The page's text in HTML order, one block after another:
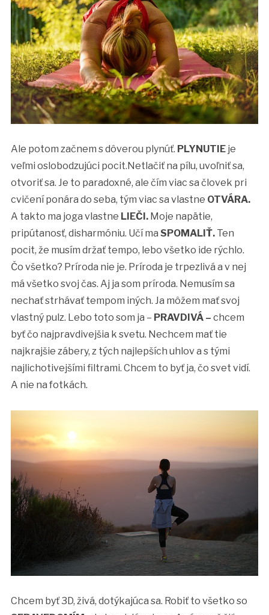
Ale potom začnem s dôverou plynúť. PLYNUTIE je
veľmi oslobodzujúci pocit.Netlačiť na pílu, uvoľniť sa,
otvoriť sa. Je to paradoxné, ale čím viac sa človek pri
cvičení ponára do seba, tým viac sa vlastne OTVÁRA.
A takto ma joga vlastne LIEČI. Moje napätie,
pripútanosť, disharmóniu. Učí ma SPOMALIŤ.Ten
pocit, že musím držať tempo, lebo všetko ide rýchlo.
Čo všetko? Príroda nie je. Príroda je trpezlivá a v nej
má všetko svoj čas. Aj ja som príroda. Nemusím sa
nechať strhávať tempom iných. Ja môžem mať svoj
vlastný pulz. Lebo toto som ja – PRAVDIVÁ – chcem
byť čo najpravdivejšia k svetu. Nechcem mať tie
najkrajšie zábery, z tých najlepších uhlov a s tými
najlichotivejšími filtrami. Chcem to byť ja, čo svet vidí.
A nie na fotkách.
Chcem byť 3D, živá, dotýkajúca sa. Robiť to všetko so